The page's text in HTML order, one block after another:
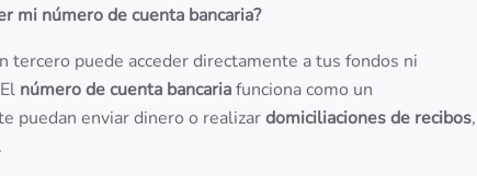
mi número de cuenta bancaria?
tercero puede acceder directamente a tus fondos ni
número de cuenta bancariafunciona como un
puedan enviar dinero o realizardomiciliaciones de recibos,